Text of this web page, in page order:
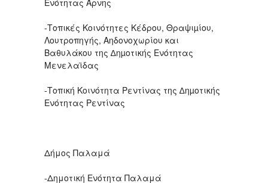
Ενότητας Άρνης
-Τοπικές Κοινότητες Κέδρου, Θραψιµίου,
Λουτροπηγής, Αηδονοχωρίου και
Βαθυλάκου της ∆ηµοτικής Ενότητας
Μενελαϊδας
-Τοπική Κοινότητα Ρεντίνας της ∆ηµοτικής
Ενότητας Ρεντίνας
Δήμος Παλαμά
-Δημοτική Ενότητα Παλαμά